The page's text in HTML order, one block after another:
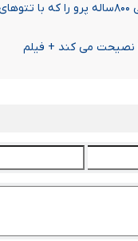
نصیحت می کند + فیلم